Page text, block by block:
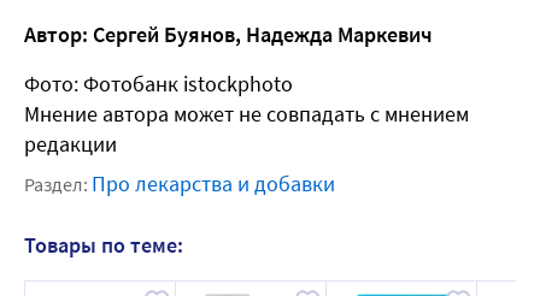
Автор: Сергей Буянов, Надежда Маркевич
Фото: Фотобанк istockphoto
Мнение автора может не совпадать с мнением
редакции
Раздел: Про лекарства и добавки
Товары по теме: